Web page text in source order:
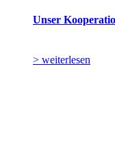
Unser
> weiterlesen